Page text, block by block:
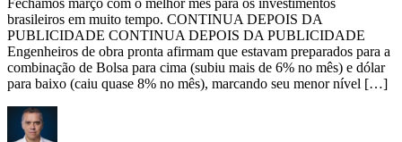
Fechamos março com o melhor mês para os investimentos
brasileiros em muito tempo. CONTINUA DEPOIS DA
PUBLICIDADE CONTINUA DEPOIS DA PUBLICIDADE
Engenheiros de obra pronta afirmam que estavam preparados para a
combinação de Bolsa para cima (subiu mais de 6% no mês) e dólar
para baixo (caiu quase 8% no mês), marcando seu menor nível […]